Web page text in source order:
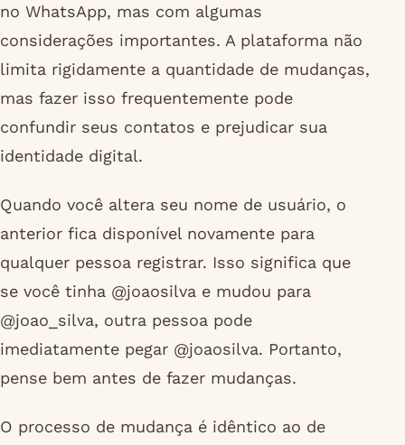
no WhatsApp, mas com algumas
considerações importantes. A plataforma não
limita rigidamente a quantidade de mudanças,
mas fazer isso frequentemente pode
confundir seus contatos e prejudicar sua
identidade digital.
Quando você altera seu nome de usuário, o
anterior fica disponível novamente para
qualquer pessoa registrar. Isso significa que
se você tinha @joaosilva e mudou para
@joao_silva, outra pessoa pode
imediatamente pegar @joaosilva. Portanto,
pense bem antes de fazer mudanças.
O processo de mudança é idêntico ao de